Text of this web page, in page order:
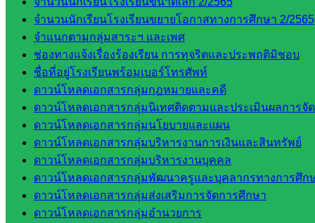
จำนวนนักเรียนโรงเรียนขยายโอกาสทางการศึกษา 2/2565
จำแนกตามกลุ่มสาระฯ และเพศ
ช่องทางแจ้งเรื่องร้องเรียน การทุจริตและประพฤติมิชอบ
ชื่อที่อยู่โรงเรียนพร้อมเบอร์โทรศัพท์
ดาวน์โหลดเอกสารกลุ่มกฎหมายและคดี
ดาวน์โหลดเอกสารกลุ่มนิเทศติดตามและประเมินผลการจั
ดาวน์โหลดเอกสารกลุ่มนโยบายและแผน
ดาวน์โหลดเอกสารกลุ่มบริหารงานการเงินและสินทรัพย์
ดาวน์โหลดเอกสารกลุ่มบริหารงานบุคคล
ดาวน์โหลดเอกสารกลุ่มพัฒนาครูและบุคลากรทางการศึก
ดาวน์โหลดเอกสารกลุ่มส่งเสริมการจัดการศึกษา
ดาวน์โหลดเอกสารกลุ่มอำนวยการ
นิเทศ
ศน.ชยา
ธิศ/
ศน.อัญชลี
ห้อง
นิเทศ
ดร.สราว
ดี เพ็งศรี
โคตร
เว็บไซต์
คณะ
กรรมการ